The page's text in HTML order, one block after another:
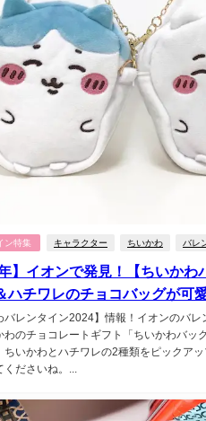
ン特集 キャラクター ちいかわ バレ
年】イオンで発見！【ちいかわ
ハチワレのチョコバッグが可
バレンタイン2024】情報！イオンのバ
わのチョコレートギフト「ちいかわバッ
ちいかわとハチワレの2種類をピックア
ださいね。...